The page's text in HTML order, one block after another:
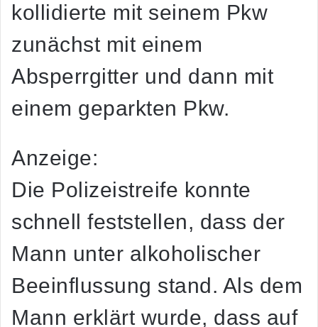
kollidierte mit seinem Pkw
zunächst mit einem
Absperrgitter und dann mit
einem geparkten Pkw.
Anzeige:
Die Polizeistreife konnte
schnell feststellen, dass der
Mann unter alkoholischer
Beeinflussung stand. Als dem
Mann erklärt wurde, dass auf